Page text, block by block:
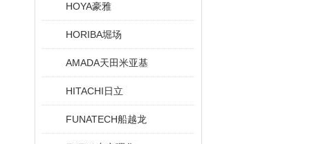
HOYA豪雅
HORIBA堀场
AMADA天田米亚基
HITACHI日立
FUNATECH船越龙